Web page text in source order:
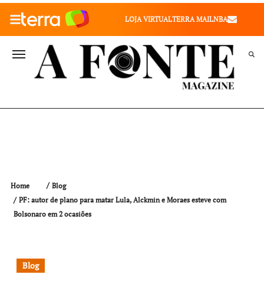
010" />
LOJA VIRTUALTERRA MAILNBA
Home
Blog
PF: autor de plano para matar Lula, Alckmin e Moraes esteve com
Bolsonaro em 2 ocasiões
Blog